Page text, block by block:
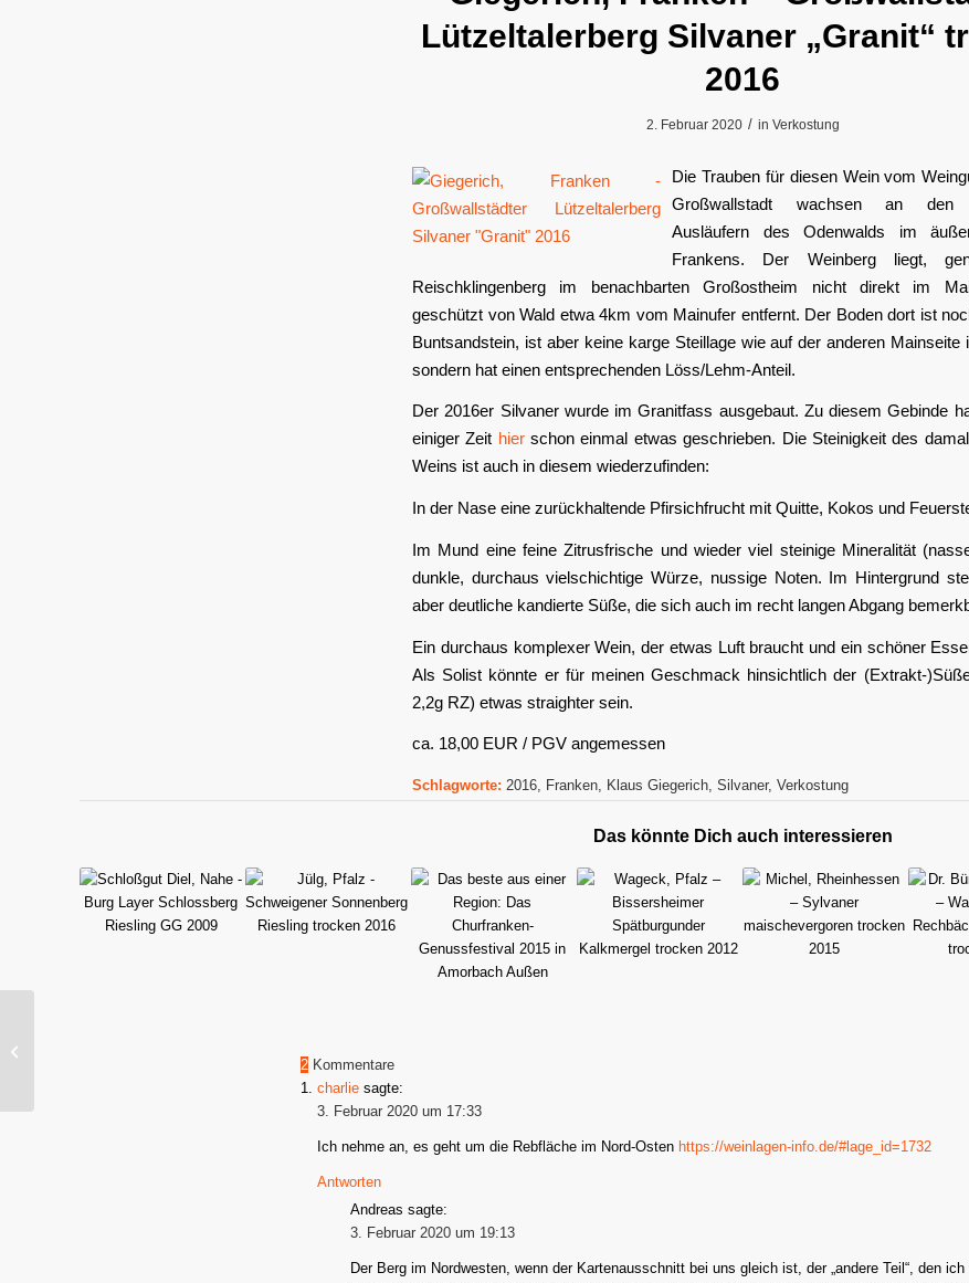
Lützeltalerberg Silvaner „Granit“
2016
2. Februar 2020 / in Verkostung
Die Trauben für diesen Wein vom
Großwallstadt wachsen an den
Ausläufern des Odenwalds im
Frankens. Der Weinberg liegt,
Reischklingenberg im benachbarten Großostheim nicht direkt im
geschützt von Wald etwa 4km vom Mainufer entfernt. Der Boden dort ist
Buntsandstein, ist aber keine karge Steillage wie auf der anderen Mainseite
sondern hat einen entsprechenden Löss/Lehm-Anteil.
Der 2016er Silvaner wurde im Granitfass ausgebaut. Zu diesem Gebinde
einiger Zeit hierschon einmal etwas geschrieben. Die Steinigkeit des
Weins ist auch in diesem wiederzufinden:
In der Nase eine zurückhaltende Pfirsichfrucht mit Quitte, Kokos und
Im Mund eine feine Zitrusfrische und wieder viel steinige Mineralität
dunkle, durchaus vielschichtige Würze, nussige Noten. Im Hintergrund
aber deutliche kandierte Süße, die sich auch im recht langen Abgang
Ein durchaus komplexer Wein, der etwas Luft braucht und ein schöner
Als Solist könnte er für meinen Geschmack hinsichtlich der (Extrakt-
2,2g RZ) etwas straighter sein.
ca. 18,00 EUR / PGV angemessen
Schlagworte: 2016 Franken Klaus Giegerich Silvaner, Verkostung
Das könnte Dich auch interessieren
2 Kommentare
charlie sagte:
3. Februar 2020 um 17:33
Ich nehme an, es geht um die Rebfläche im Nord-Osten https://weinlagen-info.de/#lage_id=1732
Antworten
Andreas sagte:
3. Februar 2020 um 19:13
Der Berg im Nordwesten, wenn der Kartenausschnitt bei uns gleich ist, der „andere Teil“, den